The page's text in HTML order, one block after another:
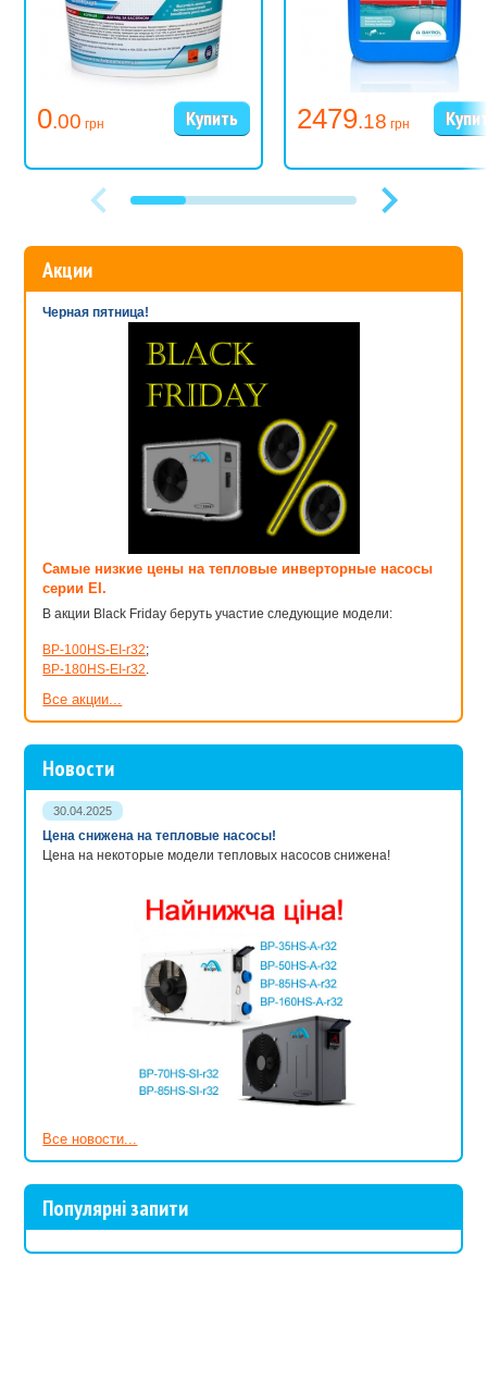
0.00 грн 2479.18 грн
Акции
Черная пятница!
Самые низкие цены на тепловые инверторные насосы
серии EI.
В акции Black Friday беруть участие следующие модели:
BP-100HS-EI-r32;
BP-180HS-EI-r32.
Все акции...
Новости
30.04.2025
Цена снижена на тепловые насосы!
Цена на некоторые модели тепловых насосов снижена!
Все новости...
Популярні запити